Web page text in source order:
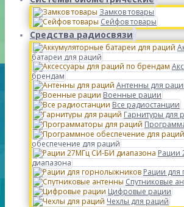
Замков товары
Сейфов товары
Средства радиосвязи
батареи для раций
брендам
Антенны для
Военные рации
Все радиостанции
Гарнитуры для
обеспечение для раций
Рации
диапазона
Рации
Спутниковые
Цифровые рации
Чехлы для раций